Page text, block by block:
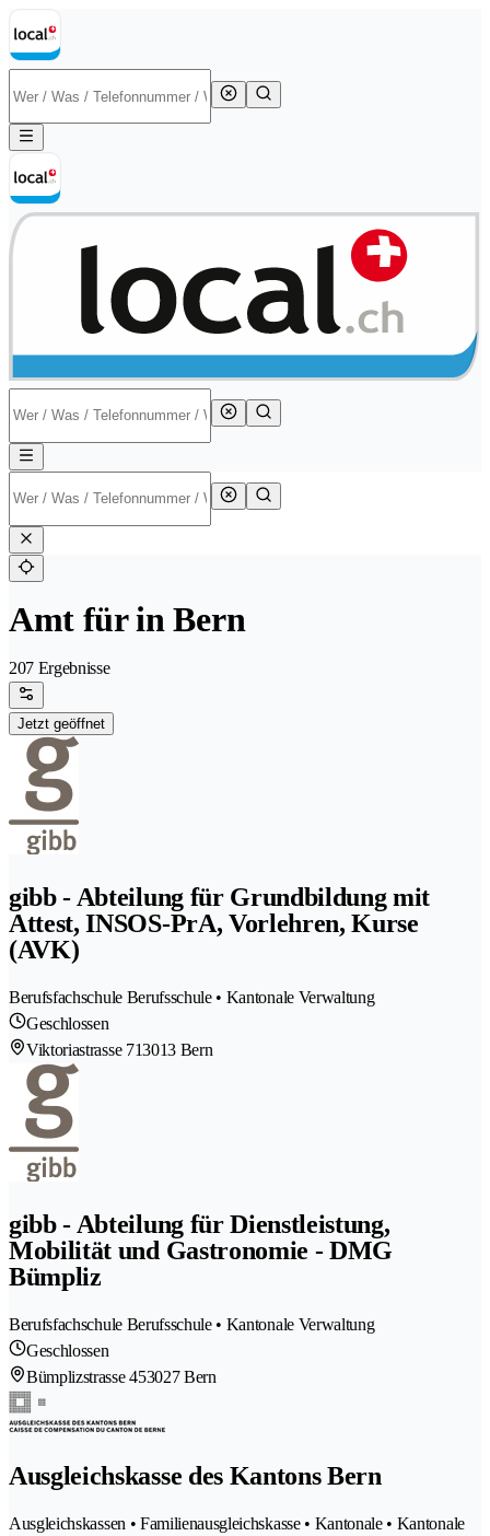
Amt für in Bern
207 Ergebnisse
Jetzt geöffnet
gibb - Abteilung für Grundbildung mit
Attest, INSOS-PrA, Vorlehren, Kurse
(AVK)
Berufsfachschule Berufsschule • Kantonale Verwaltung
Geschlossen
Viktoriastrasse 713013 Bern
gibb - Abteilung für Dienstleistung,
Mobilität und Gastronomie - DMG
Bümpliz
Berufsfachschule Berufsschule • Kantonale Verwaltung
Geschlossen
Bümplizstrasse 453027 Bern
Ausgleichskasse des Kantons Bern
Ausgleichskassen • Familienausgleichskasse • Kantonale • Kantonale